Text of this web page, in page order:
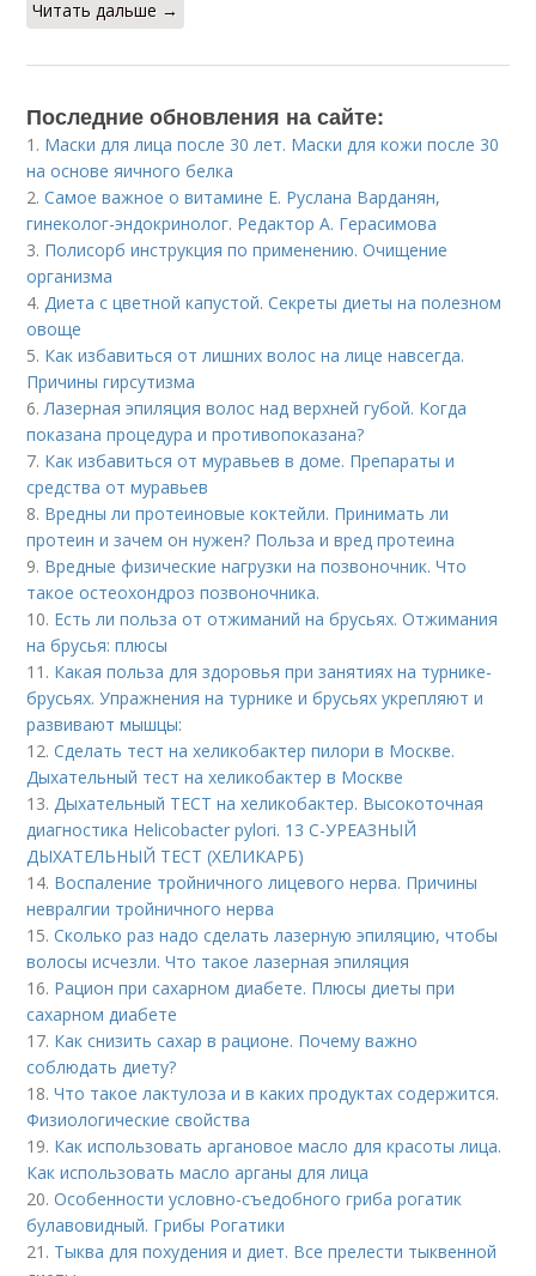
Читать дальше →
Последние обновления на сайте:
1. Маски для лица после 30 лет. Маски для кожи после 30
на основе яичного белка
2.Самое важное о витамине Е. Руслана Варданян,
гинеколог-эндокринолог. Редактор А. Герасимова
3. Полисорб инструкция по применению. Очищение
организма
4. Диета с цветной капустой. Секреты диеты на полезном
овоще
5. Как избавиться от лишних волос на лице навсегда.
Причины гирсутизма
6. Лазерная эпиляция волос над верхней губой. Когда
показана процедура и противопоказана?
7. Как избавиться от муравьев в доме. Препараты и
средства от муравьев
8. Вредны ли протеиновые коктейли. Принимать ли
протеин и зачем он нужен? Польза и вред протеина
9. Вредные физические нагрузки на позвоночник. Что
такое остеохондроз позвоночника.
10. Есть ли польза от отжиманий на брусьях. Отжимания
на брусья: плюсы
11. Какая польза для здоровья при занятиях на турнике-
брусьях. Упражнения на турнике и брусьях укрепляют и
развивают мышцы:
12.Сделать тест на хеликобактер пилори в Москве.
Дыхательный тест на хеликобактер в Москве
13. Дыхательный ТЕСТ на хеликобактер. Высокоточная
диагностика Helicobacter pylori. 13 C-УРЕАЗНЫЙ
ДЫХАТЕЛЬНЫЙ ТЕСТ (ХЕЛИКАРБ)
14. Воспаление тройничного лицевого нерва. Причины
невралгии тройничного нерва
15.Сколько раз надо сделать лазерную эпиляцию, чтобы
волосы исчезли. Что такое лазерная эпиляция
16. Рацион при сахарном диабете. Плюсы диеты при
сахарном диабете
17. Как снизить сахар в рационе. Почему важно
соблюдать диету?
18.Что такое лактулоза и в каких продуктах содержится.
Физиологические свойства
19. Как использовать аргановое масло для красоты лица.
Как использовать масло арганы для лица
20.Особенности условно-съедобного гриба рогатик
булавовидный. Грибы Рогатики
21. Тыква для похудения и диет. Все прелести тыквенной